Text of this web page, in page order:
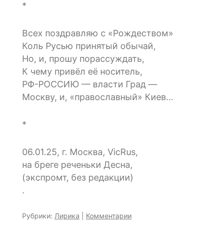
*
Всех поздравляю с «Рождеством»
Коль Русью принятый обычай,
Но, и, прошу порассуждать,
К чему привёл её носитель,
РФ-РОССИЮ — власти Град —
Москву, и, «православный» Киев…
*
06.01.25, г. Москва, VicRus,
на бреге реченьки Десна,
(экспромт, без редакции)
.
Рубрики: Лирика Комментарии